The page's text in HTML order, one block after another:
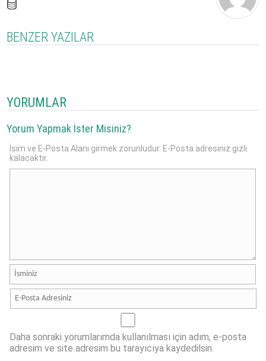
BENZER YAZILAR
YORUMLAR
Yorum Yapmak İster Misiniz?
İsim ve E-Posta Alanı girmek zorunludur. E-Posta adresiniz gizli
kalacaktır.
Daha sonraki yorumlarımda kullanılması için adım, e-posta
adresim ve site adresim bu tarayıcıya kaydedilsin.